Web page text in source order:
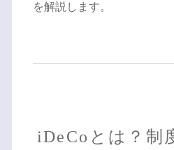
を解説します。
iDeCoとは？制